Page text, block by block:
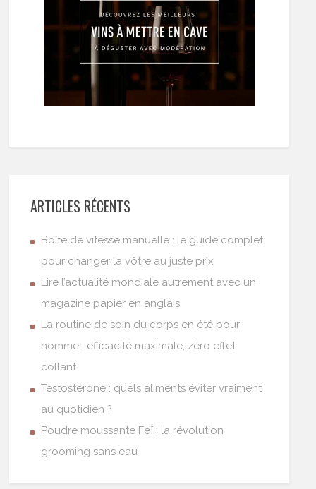
ARTICLES RÉCENTS
Boîte de vitesse manuelle : le guide complet
pour changer la vôtre au juste prix
Lire l’actualité mondiale autrement avec un
magazine papier en anglais
La routine de soin du corps en été pour
homme : efficacité maximale, zéro effet
collant
Testostérone : quels aliments éviter vraiment
au quotidien ?
Poudre moussante Feï : la révolution
grooming sans eau